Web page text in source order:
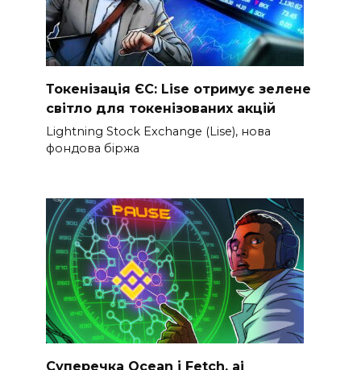
Токенізація ЄС: Lise отримує зелене
світло для токенізованих акцій
Lightning Stock Exchange (Lise), нова
фондова біржа
Суперечка Ocean і Fetch. ai